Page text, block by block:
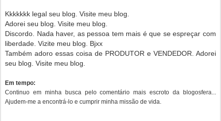
Kkkkkkk legal seu blog. Visite meu blog.
Adorei seu blog. Visite meu blog.
Discordo. Nada haver, as pessoa tem mais é que se espreçar com
liberdade. Vizite meu blog. Bjxx
Também adoro essas coisa de PRODUTOR e VENDEDOR. Adorei
seu blog. Visite meu blog.
Em tempo:
Continuo em minha busca pelo comentário mais escroto da blogosfera...
Ajudem-me a encontrá-lo e cumprir minha missão de vida.